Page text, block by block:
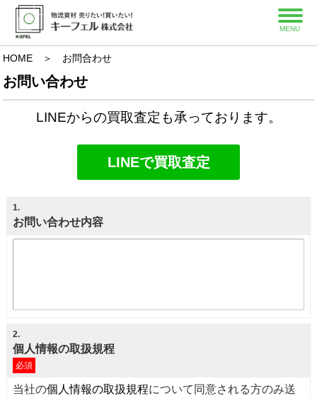
MENU
HOME ＞ お問合わせ
お問い合わせ
LINEからの買取査定も承っております。
LINEで買取査定
1.
お問い合わせ内容
2.
個人情報の取扱規程
必須
当社の個人情報の取扱規程について同意される方のみ送